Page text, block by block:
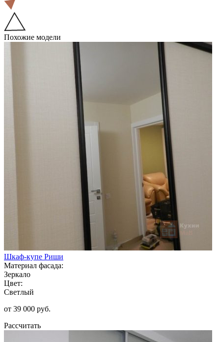
Похожие модели
Шкаф-купе Риши
Материал фасада:
Зеркало
Цвет:
Светлый
от 39 000 руб.
Рассчитать